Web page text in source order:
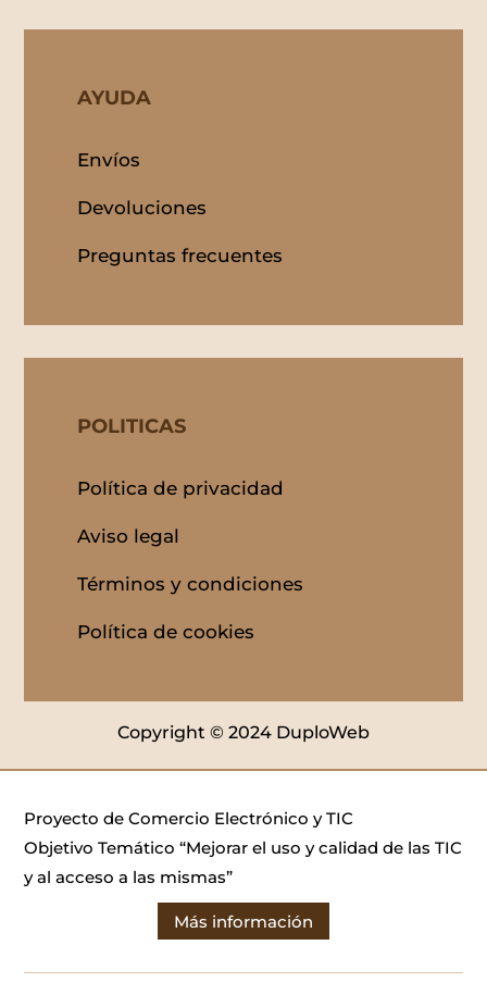
AYUDA
Envíos
Devoluciones
Preguntas frecuentes
POLITICAS
Política de privacidad
Aviso legal
Términos y condiciones
Política de cookies
Copyright © 2024 DuploWeb
Proyecto de Comercio Electrónico y TIC
Objetivo Temático “Mejorar el uso y calidad de las TIC
y al acceso a las mismas”
Más información